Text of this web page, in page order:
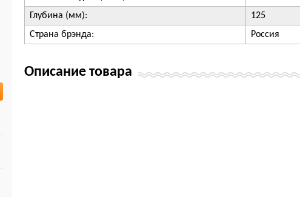
Глубина (мм):
125
Страна брэнда:
Россия
Описание товара